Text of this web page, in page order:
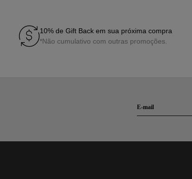
10% de Gift Back em sua próxima compra
*Não cumulativo com outras promoções.